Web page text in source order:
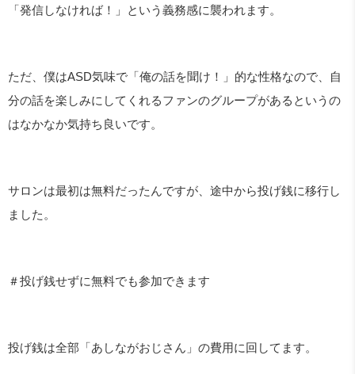
「発信しなければ！」という義務感に襲われます。
ただ、僕はASD気味で「俺の話を聞け！」的な性格なので、自
分の話を楽しみにしてくれるファンのグループがあるというの
はなかなか気持ち良いです。
サロンは最初は無料だったんですが、途中から投げ銭に移行し
ました。
＃投げ銭せずに無料でも参加できます
投げ銭は全部「あしながおじさん」の費用に回してます。